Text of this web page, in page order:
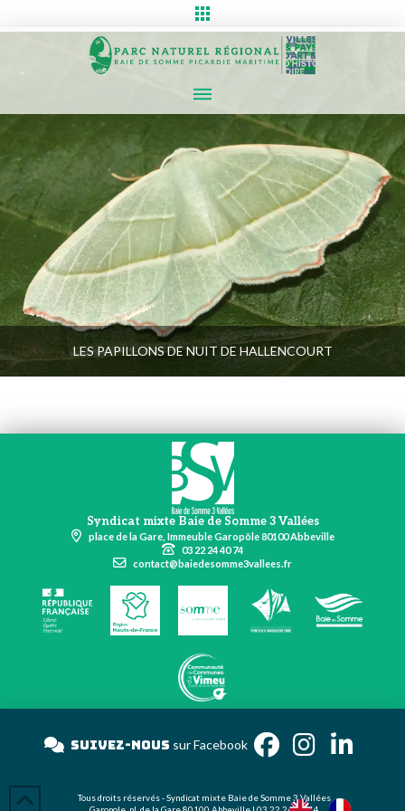
LES PAPILLONS DE NUIT DE HALLENCOURT
Syndicat mixte Baie de Somme 3 Vallées
place de la Gare, Immeuble Garopôle 80100 Abbeville
03 22 24 40 74
contact@baiedesomme3vallees.fr
Suivez-nous sur Facebook
Tous droits réservés - Syndicat mixte Baie de Somme 3 Vallées